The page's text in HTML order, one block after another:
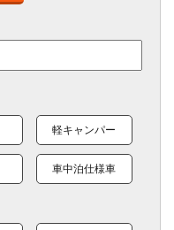
軽キャンパー
車中泊仕様車